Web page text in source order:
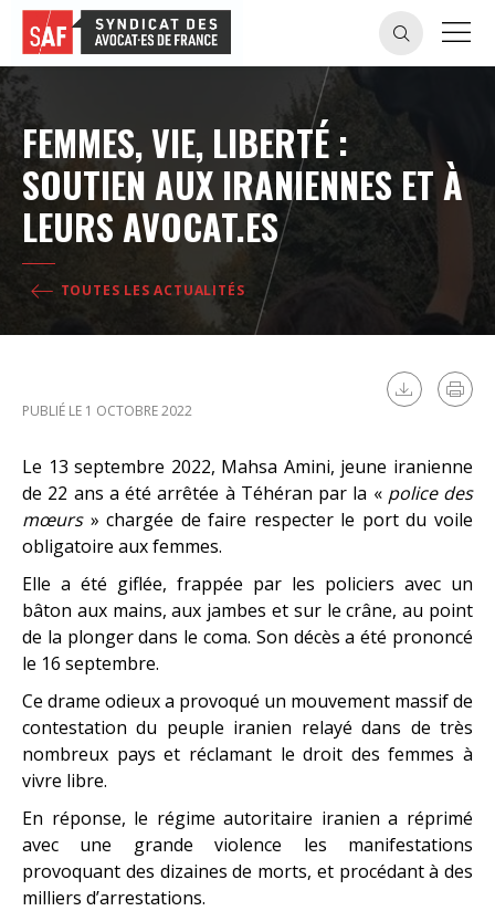
FEMMES, VIE, LIBERTÉ :
SOUTIEN AUX IRANIENNES ET À
LEURS AVOCAT.ES
TOUTES LES ACTUALITÉS
PUBLIÉ LE 1 OCTOBRE 2022
Le 13 septembre 2022, Mahsa Amini, jeune iranienne
de 22 ans a été arrêtée à Téhéran par la « police des
mœurs» chargée de faire respecter le port du voile
obligatoire aux femmes.
Elle a été giflée, frappée par les policiers avec un
bâton aux mains, aux jambes et sur le crâne, au point
de la plonger dans le coma. Son décès a été prononcé
le 16 septembre.
Ce drame odieux a provoqué un mouvement massif de
contestation du peuple iranien relayé dans de très
nombreux pays et réclamant le droit des femmes à
vivre libre.
En réponse, le régime autoritaire iranien a réprimé
avec une grande violence les manifestations
provoquant des dizaines de morts, et procédant à des
milliers d’arrestations.